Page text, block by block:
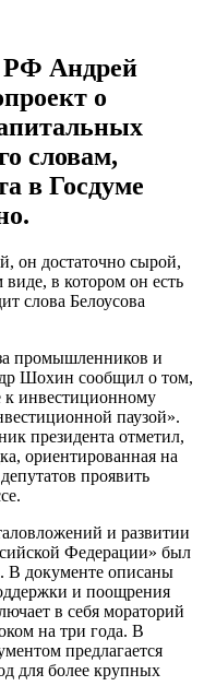
РФ Андрей
о
словам,
в Госдуме
он достаточно сырой,
в котором он есть
слова Белоусова
промышленников и
Шохин сообщил о том,
к инвестиционному
паузой».
президента отметил,
ориентированная на
проявить
и развитии
Федерации» был
В документе описаны
и поощрения
в себя мораторий
на три года. В
предлагается
для более крупных